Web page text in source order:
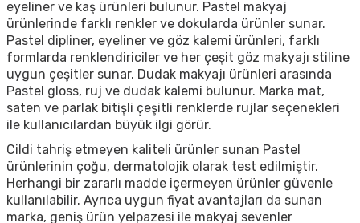
eyeliner ve kaş ürünleri bulunur. Pastel makyaj
ürünlerinde farklı renkler ve dokularda ürünler sunar.
Pastel dipliner, eyeliner ve göz kalemi ürünleri, farklı
formlarda renklendiriciler ve her çeşit göz makyajı stiline
uygun çeşitler sunar. Dudak makyajı ürünleri arasında
Pastel gloss, ruj ve dudak kalemi bulunur. Marka mat,
saten ve parlak bitişli çeşitli renklerde rujlar seçenekleri
ile kullanıcılardan büyük ilgi görür.
Cildi tahriş etmeyen kaliteli ürünler sunan Pastel
ürünlerinin çoğu, dermatolojik olarak test edilmiştir.
Herhangi bir zararlı madde içermeyen ürünler güvenle
kullanılabilir. Ayrıca uygun fiyat avantajları da sunan
marka, geniş ürün yelpazesi ile makyaj sevenler